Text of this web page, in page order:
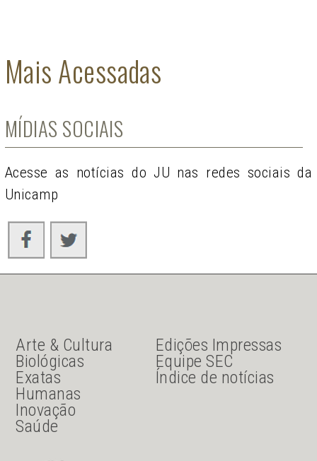
Mais Acessadas
MÍDIAS SOCIAIS
Acesse as notícias do JU nas redes sociais da
Unicamp
JU Menu acesso rápido
Arte & Cultura
Biológicas
Exatas
Humanas
Inovação
Saúde
JU menu sanduiche
Edições Impressas
Equipe SEC
Índice de notícias